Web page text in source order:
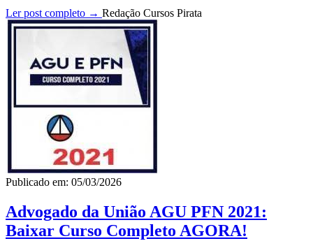
Ler post completo → Redação Cursos Pirata
Publicado em: 05/03/2026
Advogado da União AGU PFN 2021:
Baixar Curso Completo AGORA!